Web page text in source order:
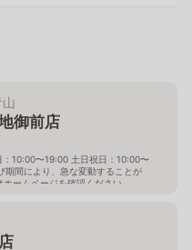
御前店
10:00〜19:00 土日祝日：10:00〜
期間により、急な変動することが
ホームページを確認ください